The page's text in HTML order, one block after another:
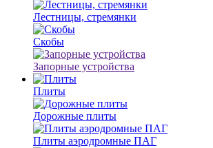
Лестницы, стремянки
Скобы
Запорные устройства
Плиты
Дорожные плиты
Плиты аэродромные ПАГ